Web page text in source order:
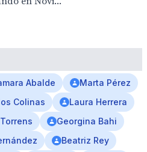
Abalde
Marta Pérez
Colinas
Laura Herrera
Georgina Bahi
Beatriz Rey